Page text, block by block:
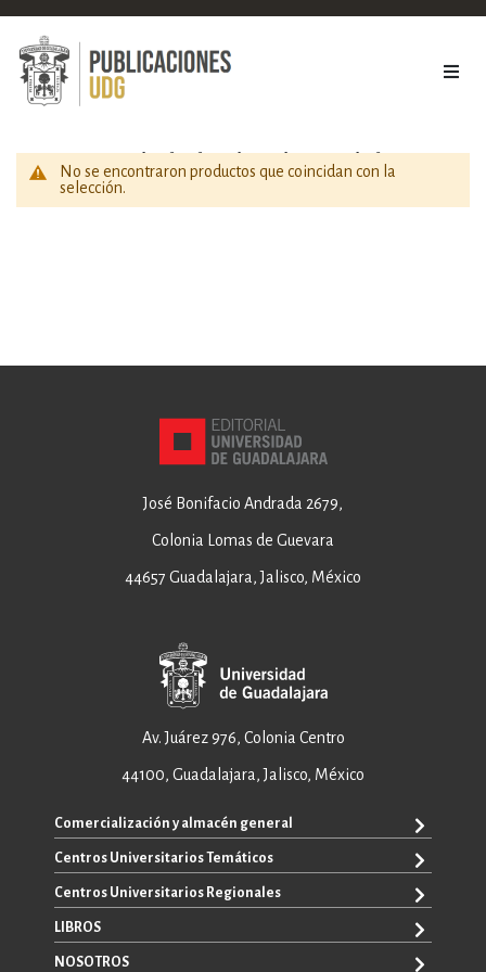
Sociedad y ciencias sociales
No se encontraron productos que coincidan con la
selección.
José Bonifacio Andrada 2679,
Colonia Lomas de Guevara
44657 Guadalajara, Jalisco, México
Av. Juárez 976, Colonia Centro
44100, Guadalajara, Jalisco, México
Comercialización y almacén general
ventas@editorial.udg.mx
WhatsApp: +52 33 1433 6869
Centros Universitarios Temáticos
CUAAD
CUCEA
Centros Universitarios Regionales
CUAAD
CUCBA
LIBROS
TODOS LOS LIBROS
NOSOTROS